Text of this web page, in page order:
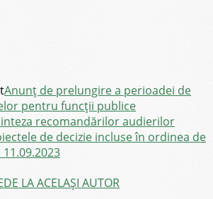
Anunț de prelungire a perioadei de
pentru funcții publice
recomandărilor audierilor
de decizie incluse în ordinea de
DE LA ACELAȘI AUTOR